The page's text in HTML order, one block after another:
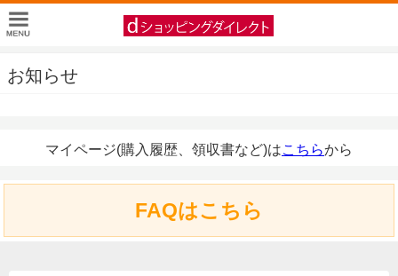
お知らせ
マイページ(購入履歴、領収書など)はこちらから
FAQはこちら